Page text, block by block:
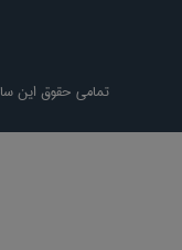
تمامی حقوق این